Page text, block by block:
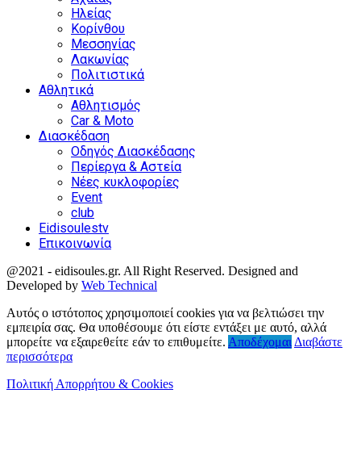
Ηλείας
Κορίνθου
Μεσσηνίας
Λακωνίας
Πολιτιστικά
Αθλητικά
Αθλητισμός
Car & Moto
Διασκέδαση
Οδηγός Διασκέδασης
Περίεργα & Αστεία
Νέες κυκλοφορίες
Event
club
Eidisoulestv
Επικοινωνία
@2021 - eidisoules.gr. All Right Reserved. Designed and
Developed by Web Technical
Αυτός ο ιστότοπος χρησιμοποιεί cookies για να βελτιώσει την
εμπειρία σας. Θα υποθέσουμε ότι είστε εντάξει με αυτό, αλλά
μπορείτε να εξαιρεθείτε εάν το επιθυμείτε. Αποδέχομαι Διαβάστε
περισσότερα
Πολιτική Απορρήτου & Cookies